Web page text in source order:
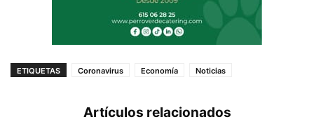
ETIQUETAS Coronavirus Economía Noticias
Artículos relacionados